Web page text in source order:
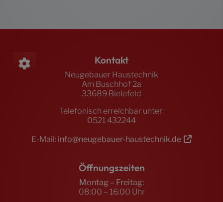
Footer - Kontaktdaten und Öffnungszeiten
Kontakt
Neugebauer Haustechnik
Am Buschhof 2a
33689 Bielefeld
Telefonisch erreichbar unter:
0521 432244
E-Mail: info@neugebauer-haustechnik.de
Öffnungszeiten
Montag – Freitag:
08:00 – 16:00 Uhr